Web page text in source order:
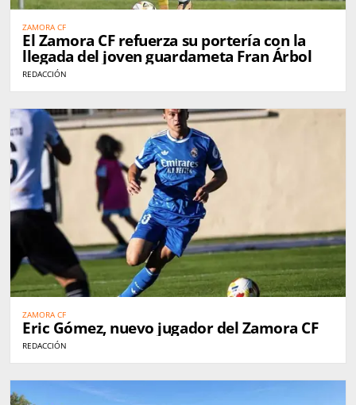
ZAMORA CF
El Zamora CF refuerza su portería con la
llegada del joven guardameta Fran Árbol
REDACCIÓN
ZAMORA CF
Eric Gómez, nuevo jugador del Zamora CF
REDACCIÓN